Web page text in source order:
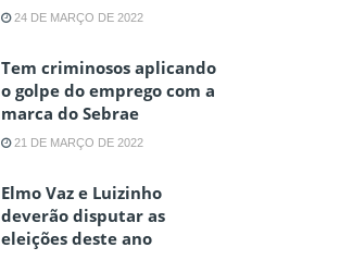
24 DE MARÇO DE 2022
Tem criminosos aplicando
o golpe do emprego com a
marca do Sebrae
21 DE MARÇO DE 2022
Elmo Vaz e Luizinho
deverão disputar as
eleições deste ano